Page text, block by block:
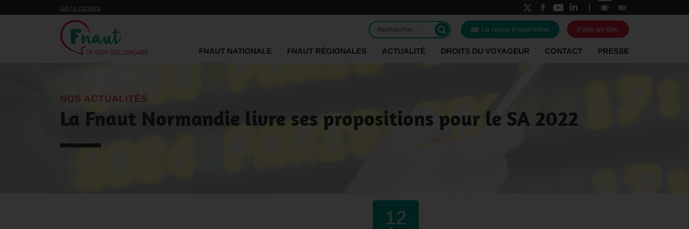
Panneau de gestion des cookies
Go to content
Rechercher : La revue Fnaut-infos Faire un don
FNAUT NATIONALE FNAUT RÉGIONALES ACTUALITÉ DROITS DU VOYAGEUR CONTACT PRESSE
NOS ACTUALITÉS
La Fnaut Normandie livre ses propositions pour le SA 2022
12